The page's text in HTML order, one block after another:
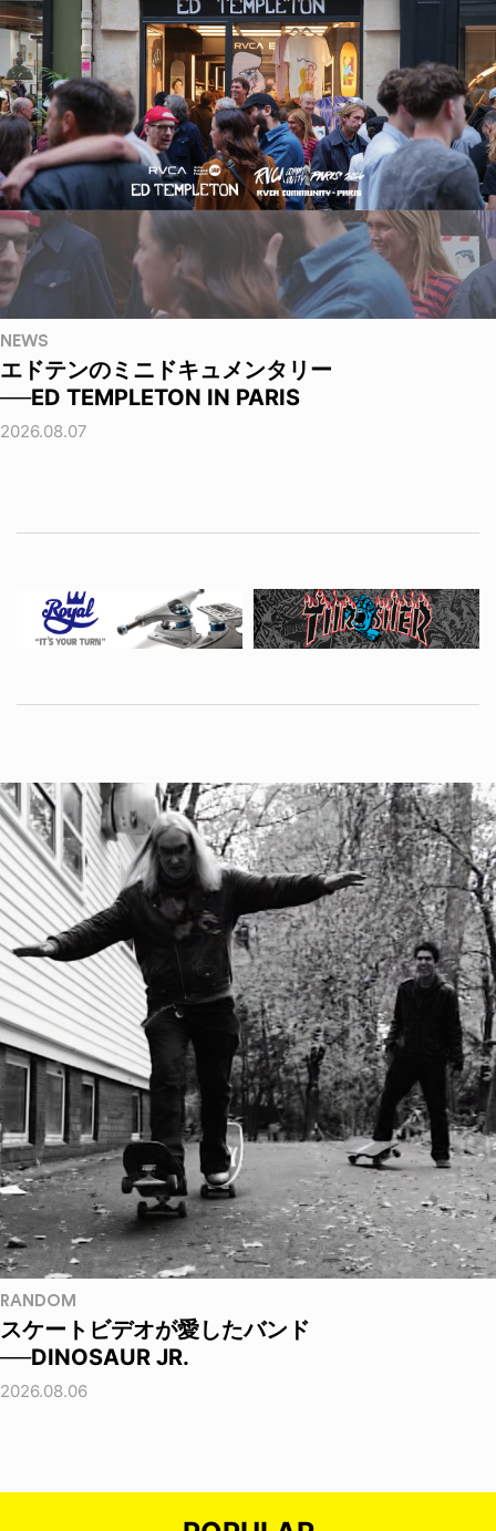
NEWS
エドテンのミニドキュメンタリー
──ED TEMPLETON IN PARIS
2026.08.07
RANDOM
スケートビデオが愛したバンド
──DINOSAUR JR.
2026.08.06